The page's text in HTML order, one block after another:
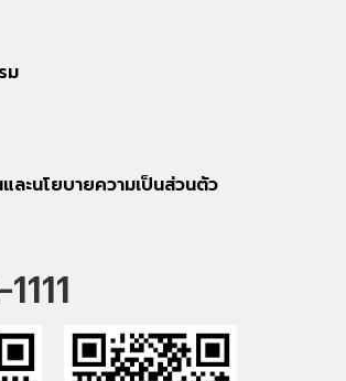
ม
และนโยบายความเป็นส่วนตัว